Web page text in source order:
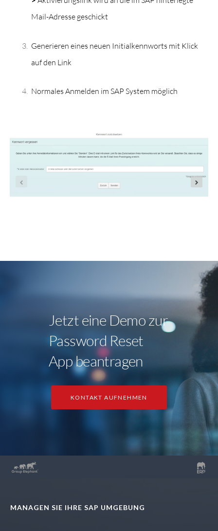
Mail-Adresse geschickt
Generieren eines neuen Initialkennworts mit Klick
auf den Link
Normales Anmelden im SAP System möglich
Jetzt eine Demo zur
Password Reset
App beantragen
KONTAKT AUFNEHMEN
MANAGEN SIE IHRE SAP UMGEBUNG